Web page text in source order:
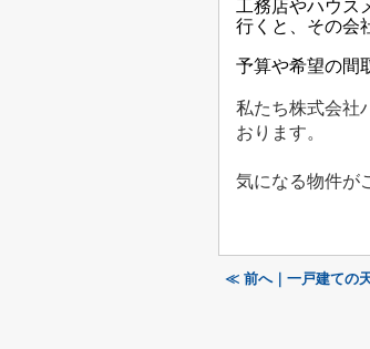
工務店やハウス
行くと、その会
予算や希望の間
私たち株式会社
おります。
気になる物件が
≪ 前へ｜一戸建ての